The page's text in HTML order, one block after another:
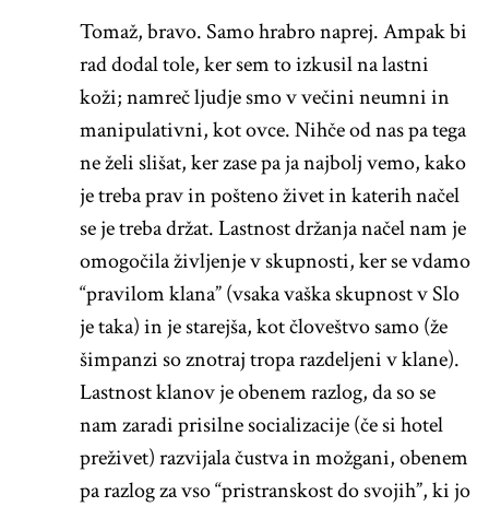
Tomaž, bravo. Samo hrabro naprej. Ampak bi
rad dodal tole, ker sem to izkusil na lastni
koži; namreč ljudje smo v večini neumni in
manipulativni, kot ovce. Nihče od nas pa tega
ne želi slišat, ker zase pa ja najbolj vemo, kako
je treba prav in pošteno živet in katerih načel
se je treba držat. Lastnost držanja načel nam je
omogočila življenje v skupnosti, ker se vdamo
“pravilom klana” (vsaka vaška skupnost v Slo
je taka) in je starejša, kot človeštvo samo (že
šimpanzi so znotraj tropa razdeljeni v klane).
Lastnost klanov je obenem razlog, da so se
nam zaradi prisilne socializacije (če si hotel
preživet) razvijala čustva in možgani, obenem
pa razlog za vso “pristranskost do svojih”, ki jo